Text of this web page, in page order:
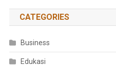
CATEGORIES
Business
Edukasi